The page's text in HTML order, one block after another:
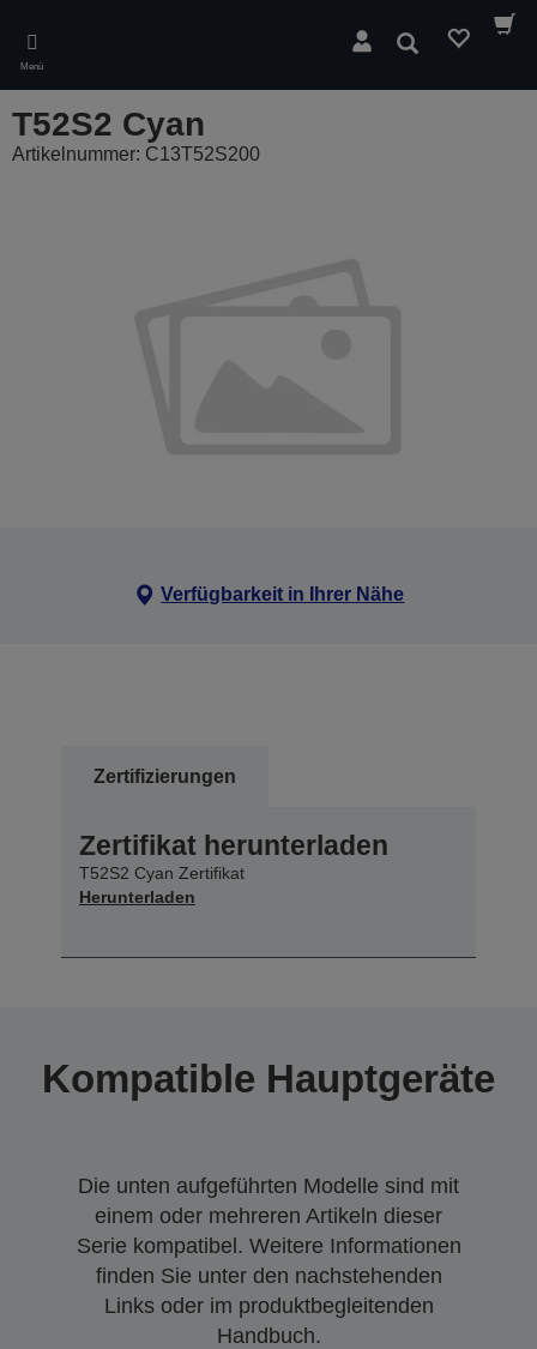
main
content
Menü
Suchen
T52S2 Cyan
Artikelnummer: C13T52S200
Verfügbarkeit in Ihrer Nähe
Zertifizierungen
Zertifikat herunterladen
T52S2 Cyan Zertifikat
Herunterladen
Kompatible Hauptgeräte
Die unten aufgeführten Modelle sind mit
einem oder mehreren Artikeln dieser
Serie kompatibel. Weitere Informationen
finden Sie unter den nachstehenden
Links oder im produktbegleitenden
Handbuch.